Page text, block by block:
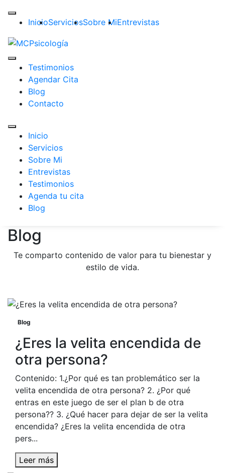
InicioServiciosSobre MiEntrevistas
Testimonios
Agendar Cita
Blog
Contacto
Inicio
Servicios
Sobre Mi
Entrevistas
Testimonios
Agenda tu cita
Blog
Blog
Te comparto contenido de valor para tu bienestar y
estilo de vida.
Blog
¿Eres la velita encendida de
otra persona?
Contenido: 1.¿Por qué es tan problemático ser la
velita encendida de otra persona? 2. ¿Por qué
entras en este juego de ser el plan b de otra
persona?? 3. ¿Qué hacer para dejar de ser la velita
encendida? ¿Eres la velita encendida de otra
pers...
Leer más